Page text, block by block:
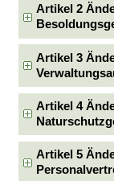
Artikel 2
Artikel 3
Artikel 4
Artikel 5